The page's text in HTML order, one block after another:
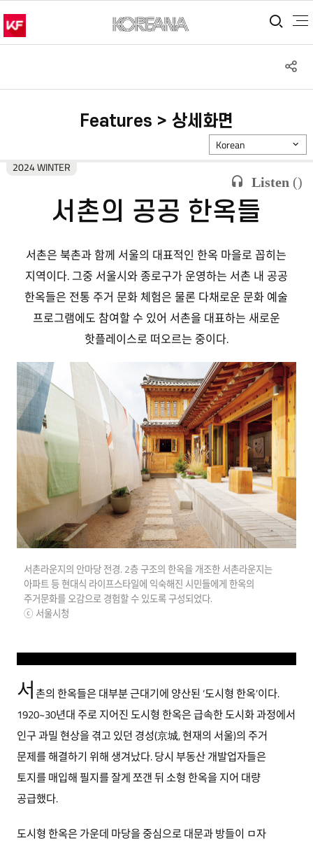
통
Features > 상세화면
Listen ()
2024 WINTER
Korean
서촌의 공공 한옥들
서촌은 북촌과 함께 서울의 대표적인 한옥 마을로 꼽히는
지역이다. 그중 서울시와 종로구가 운영하는 서촌 내 공공
한옥들은 전통 주거 문화 체험은 물론 다채로운 문화 예술
프로그램에도 참여할 수 있어 서촌을 대표하는 새로운
핫플레이스로 떠오르는 중이다.
서촌라운지의 안마당 전경. 2층 구조의 한옥을 개조한 서촌라운지는
아파트 등 현대식 라이프스타일에 익숙해진 시민들에게 한옥의
주거문화를 오감으로 경험할 수 있도록 구성되었다.
ⓒ 서울시청
서촌의 한옥들은 대부분 근대기에 양산된 ‘도시형 한옥’이다.
1920~30년대 주로 지어진 도시형 한옥은 급속한 도시화 과정에서
인구 과밀 현상을 겪고 있던 경성(京城, 현재의 서울)의 주거
문제를 해결하기 위해 생겨났다. 당시 부동산 개발업자들은
토지를 매입해 필지를 잘게 쪼갠 뒤 소형 한옥을 지어 대량
공급했다.
도시형 한옥은 가운데 마당을 중심으로 대문과 방들이 ㅁ자